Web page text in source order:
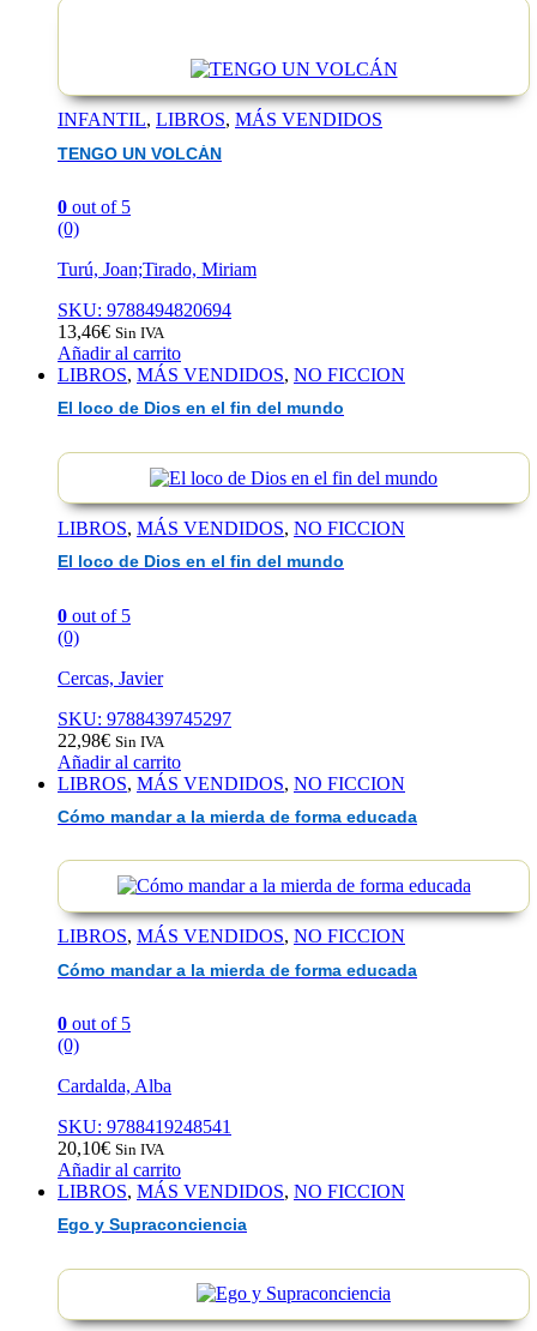
INFANTIL, LIBROS, MÁS VENDIDOS
TENGO UN VOLCÁN
0 out of 5
(0)
Turú, Joan;Tirado, Miriam
SKU: 9788494820694
13,46€ Sin IVA
Añadir al carrito
LIBROS, MÁS VENDIDOS, NO FICCION
El loco de Dios en el fin del mundo
LIBROS, MÁS VENDIDOS, NO FICCION
El loco de Dios en el fin del mundo
0 out of 5
(0)
Cercas, Javier
SKU: 9788439745297
22,98€ Sin IVA
Añadir al carrito
LIBROS, MÁS VENDIDOS, NO FICCION
Cómo mandar a la mierda de forma educada
LIBROS, MÁS VENDIDOS, NO FICCION
Cómo mandar a la mierda de forma educada
0 out of 5
(0)
Cardalda, Alba
SKU: 9788419248541
20,10€ Sin IVA
Añadir al carrito
LIBROS, MÁS VENDIDOS, NO FICCION
Ego y Supraconciencia